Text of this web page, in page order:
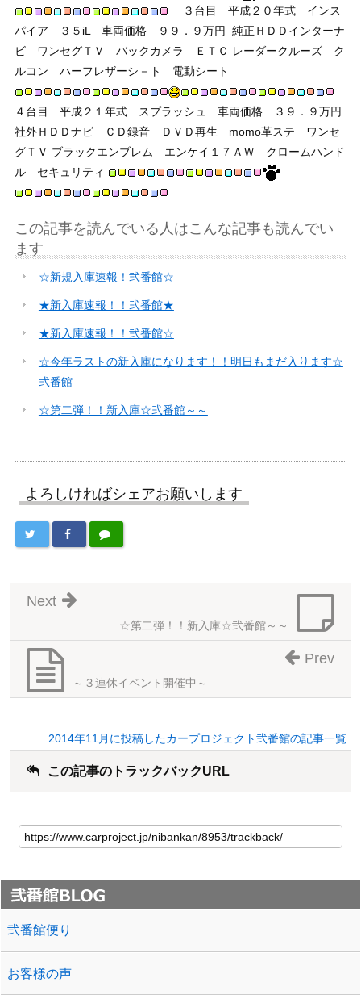
３台目 平成２０年式 インス
パイア ３５iL 車両価格 ９９．９万円
純正ＨＤＤインターナ
ビ ワンセグＴＶ バックカメラ ＥＴＣ レーダークルーズ ク
ルコン ハーフレザーシ－ト 電動シート
４台目 平成２１年式 スプラッシュ 車両価格 ３９．９万円
社外ＨＤＤナビ ＣＤ録音 ＤＶＤ再生 momo革ステ ワンセ
グＴＶ ブラックエンブレム エンケイ１７ＡＷ クロームハンド
ル セキュリティ
この記事を読んでいる人はこんな記事も読んでい
ます
☆新規入庫速報！弐番館☆
★新入庫速報！！弐番館★
★新入庫速報！！弐番館☆
☆今年ラストの新入庫になります！！明日もまだ入ります☆
弐番館
☆第二弾！！新入庫☆弐番館～～
よろしければシェアお願いします
☆第二弾！！新入庫☆弐番館～～
Next
～３連休イベント開催中～
Prev
2014年11月に投稿したカープロジェクト弐番館の記事一覧
この記事のトラックバックURL
弐番館便り
お客様の声